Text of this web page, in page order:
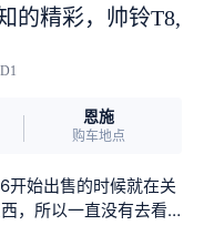
的精彩，帅铃T8,
恩施
购车地点
开始出售的时候就在关
，所以一直没有去看